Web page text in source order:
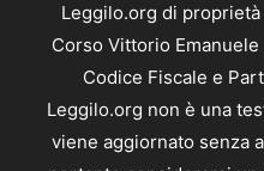
Leggilo.org di proprietà
Corso Vittorio Emanuele
Codice Fiscale e
Leggilo.org non è una
viene aggiornato senza